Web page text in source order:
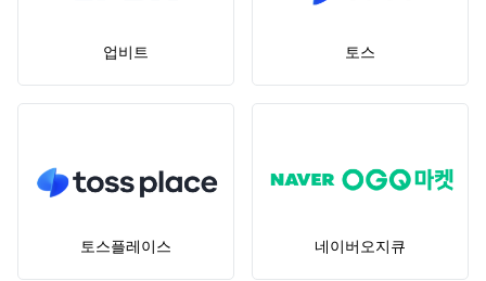
업비트 토스
토스플레이스 네이버오지큐